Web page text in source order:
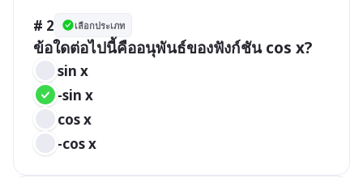
# 2 เลือกประเภท
ข้อใดต่อไปนี้คืออนุพันธ์ของฟังก์ชัน cos x?
sin x
-sin x
cos x
-cos x